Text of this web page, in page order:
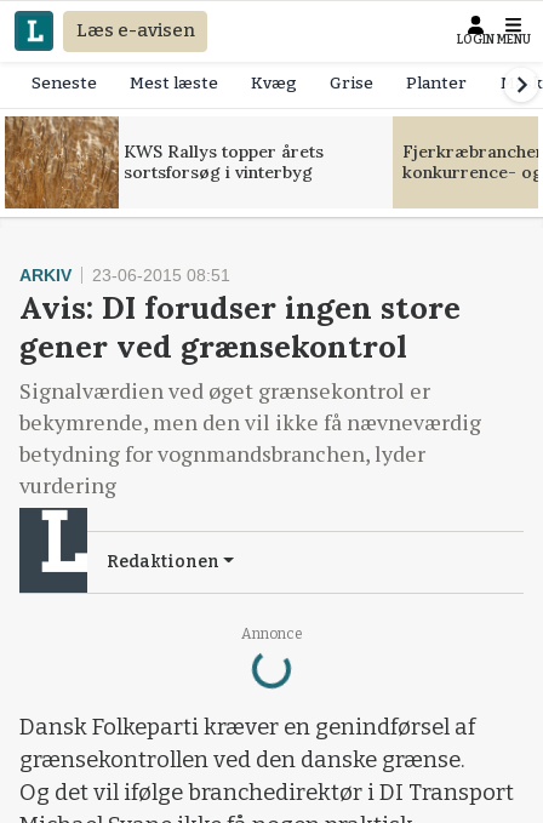
Læs e-avisen LOGIN MENU
Seneste Mest læste Kvæg Grise Planter
KWS Rallys topper årets
sortsforsøg i vinterbyg
konkurrence-
Annonce
Loading...
ARKIV 23-06-2015 08:51
Avis: DI forudser ingen store
gener ved grænsekontrol
Signalværdien ved øget grænsekontrol er
bekymrende, men den vil ikke få nævneværdig
betydning for vognmandsbranchen, lyder
vurdering
Redaktionen
Dansk Folkeparti kræver en genindførsel af
grænsekontrollen ved den danske grænse.
Og det vil ifølge branchedirektør i DI Transport